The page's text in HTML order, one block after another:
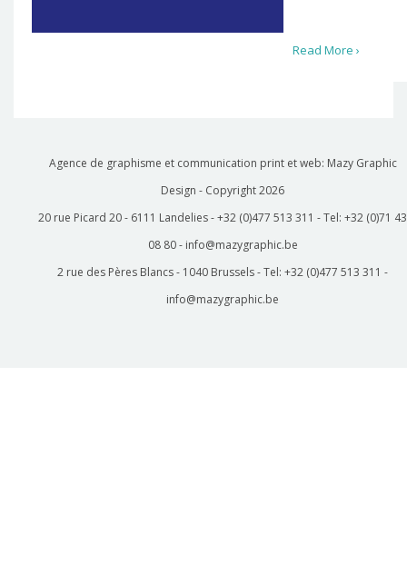
Read More ›
Agence de graphisme et communication print et web: Mazy Graphic
Design - Copyright2026
20 rue Picard 20 - 6111 Landelies - +32 (0)477 513 311 - Tel: +32 (0)71 43
08 80 - info@mazygraphic.be
2 rue des Pères Blancs - 1040 Brussels - Tel: +32 (0)477 513 311 -
info@mazygraphic.be